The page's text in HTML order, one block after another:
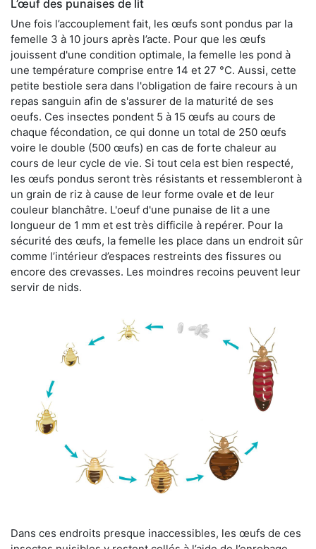
L’œuf des punaises de lit
Une fois l’accouplement fait, les œufs sont pondus par la
femelle 3 à 10 jours après l’acte. Pour que les œufs
jouissent d'une condition optimale, la femelle les pond à
une température comprise entre 14 et 27 °C. Aussi, cette
petite bestiole sera dans l'obligation de faire recours à un
repas sanguin afin de s'assurer de la maturité de ses
oeufs. Ces insectes pondent 5 à 15 œufs au cours de
chaque fécondation, ce qui donne un total de 250 œufs
voire le double (500 œufs) en cas de forte chaleur au
cours de leur cycle de vie. Si tout cela est bien respecté,
les œufs pondus seront très résistants et ressembleront à
un grain de riz à cause de leur forme ovale et de leur
couleur blanchâtre. L'oeuf d'une punaise de lit a une
longueur de 1 mm et est très difficile à repérer. Pour la
sécurité des œufs, la femelle les place dans un endroit sûr
comme l’intérieur d’espaces restreints des fissures ou
encore des crevasses. Les moindres recoins peuvent leur
servir de nids.
Dans ces endroits presque inaccessibles, les œufs de ces